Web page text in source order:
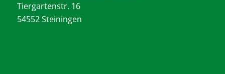
Tiergartenstr. 16
54552 Steiningen